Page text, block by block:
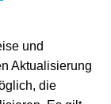
und
Aktualisierung
die